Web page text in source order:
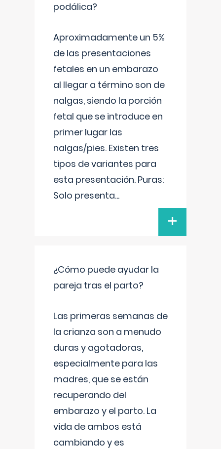
podálica?
Aproximadamente un 5%
de las presentaciones
fetales en un embarazo
al llegar a término son de
nalgas, siendo la porción
fetal que se introduce en
primer lugar las
nalgas/pies. Existen tres
tipos de variantes para
esta presentación. Puras:
Solo presenta...
+
¿Cómo puede ayudar la
pareja tras el parto?
Las primeras semanas de
la crianza son a menudo
duras y agotadoras,
especialmente para las
madres, que se están
recuperando del
embarazo y el parto. La
vida de ambos está
cambiando y es